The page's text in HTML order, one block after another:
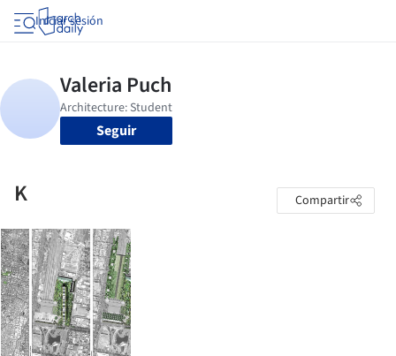
Iniciar sesión
Seguir
K Compartir